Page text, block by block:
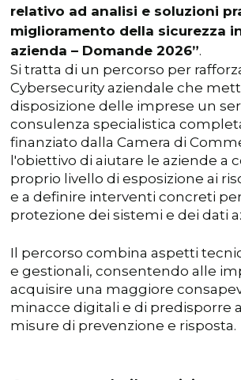
relativo ad analisi e soluzioni
miglioramento della sicurezza
azienda – Domande 2026”.
Si tratta di un percorso per
Cybersecurity aziendale che
disposizione delle imprese un
consulenza specialistica
finanziato dalla Camera di
l'obiettivo di aiutare le aziende a
proprio livello di esposizione ai
e a definire interventi concreti
protezione dei sistemi e dei dati
Il percorso combina aspetti
e gestionali, consentendo alle
acquisire una maggiore
minacce digitali e di predisporre
misure di prevenzione e risposta.